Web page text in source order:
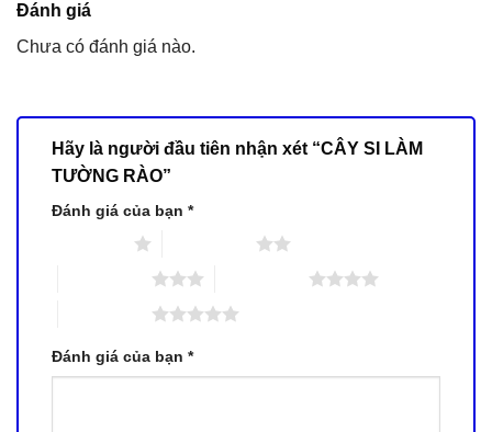
Đánh giá
Chưa có đánh giá nào.
Hãy là người đầu tiên nhận xét “CÂY SI LÀM
TƯỜNG RÀO”
Đánh giá của bạn *
Đánh giá của bạn *